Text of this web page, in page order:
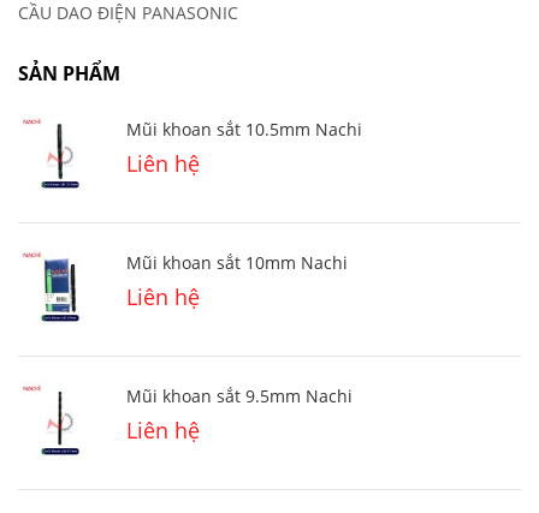
CẦU DAO ĐIỆN PANASONIC
SẢN PHẨM
Mũi khoan sắt 10.5mm Nachi
Liên hệ
Mũi khoan sắt 10mm Nachi
Liên hệ
Mũi khoan sắt 9.5mm Nachi
Liên hệ